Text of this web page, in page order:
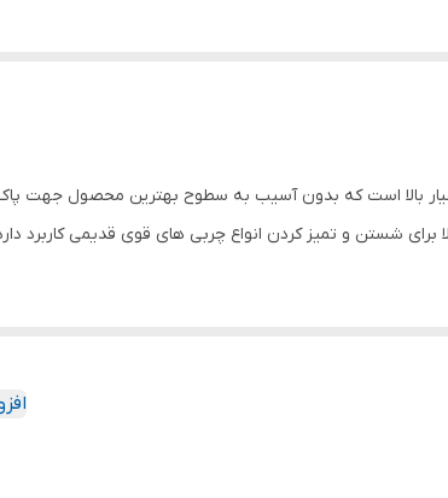
با قدرت چربی زدایی بسیار بالا است که بدون آسیب به سطوح بهترین محصول جهت
شستن و تمیز کردن انواع چربی های قوی قدیمی کاربرد